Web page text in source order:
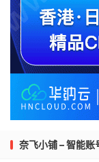
奈飞小铺 – 智能账